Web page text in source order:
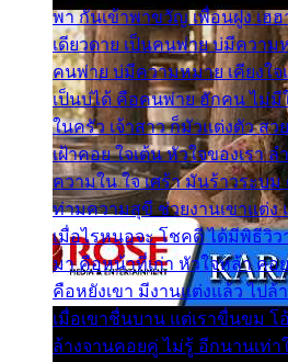
พา กันเข้าพาขวัญ เพื่อนฝูง เฮ
เดียวดาย เป็นคนพ่าย บ่มีความ
คนพ่าย บ่มีความหมาย เคียงใจ
เป็นบ่ได้ คือคนพ่าย ฮักคน ไม่มี
ในครัว เจ้าสาว ก็มัวแต่งตัว สว
เฝ้าคอย ใจเต้น หัวใจของเรา
ความใน ใจ เศร้า มันร้าวระบ
ท่ามความสุขี ช่วยงานเขาแต่ง
เมื่อไรหนอจะ โชคดี ได้มีพิธีวิ
มา คือหน้าที่เก่า หัวใจหล้า คอ
คือหยังเขา มีงานแต่งแล้ว ไปล้
เมื่อเขาชื่นบาน แต่เราขื่นขม โ
ล้างจานคอยคู่ ไม่รู้ อีกนานเท่า